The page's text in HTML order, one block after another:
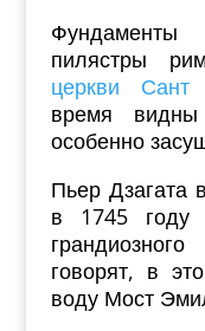
пилястры
церкви Сант
время
особенно
Пьер Дзагата
в 1745 году
говорят, в
воду Мост